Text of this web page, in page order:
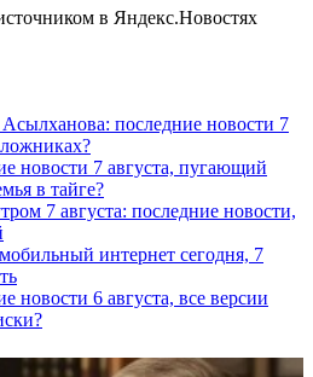
в Яндекс.Новостях
последние новости 7
новости 7 августа, пугающий
в тайге?
7 августа: последние новости,
интернет сегодня, 7
новости 6 августа, все версии